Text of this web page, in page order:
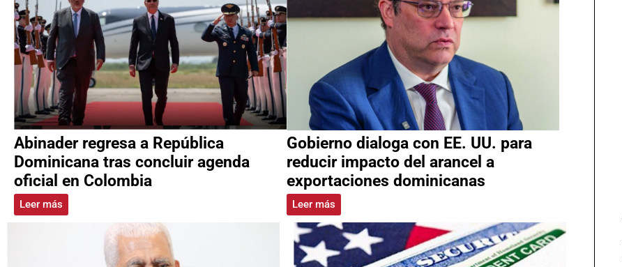
Abinader regresa a República
Dominicana tras concluir agenda
oficial en Colombia
Leer más
Gobierno dialoga con EE. UU. para
reducir impacto del arancel a
exportaciones dominicanas
Leer más